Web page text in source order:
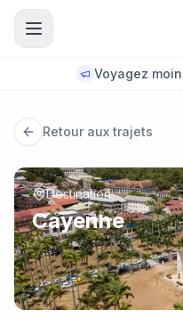
Aller au contenu principal
Voyagez
Retour aux trajets
Destination
Cayenne